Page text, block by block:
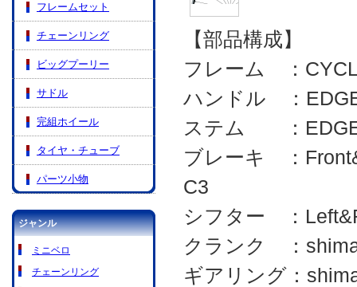
【部品構成】
フレーム ：
ハンドル ：
ステム ：EDGE
ブレーキ ：
C3
シフター ：
クランク ：
ギアリング：
フレームセット
チェーンリング
ビッグプーリー
サドル
完組ホイール
タイヤ・チューブ
パーツ小物
ジャンル
ミニベロ
チェーンリング